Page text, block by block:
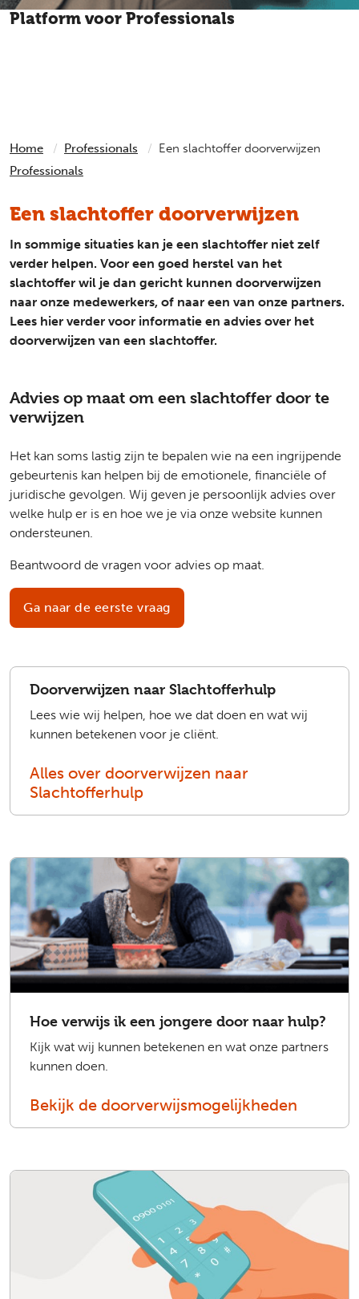
Platform voor Professionals
Home Professionals
Een slachtoffer doorverwijzen
Professionals
Een slachtoffer doorverwijzen
In sommige situaties kan je een slachtoffer niet zelf
verder helpen. Voor een goed herstel van het
slachtoffer wil je dan gericht kunnen doorverwijzen
naar onze medewerkers, of naar een van onze partners.
Lees hier verder voor informatie en advies over het
doorverwijzen van een slachtoffer.
Advies op maat om een slachtoffer door te
verwijzen
Het kan soms lastig zijn te bepalen wie na een ingrijpende
gebeurtenis kan helpen bij de emotionele, financiële of
juridische gevolgen. Wij geven je persoonlijk advies over
welke hulp er is en hoe we je via onze website kunnen
ondersteunen.
Beantwoord de vragen voor advies op maat.
Ga naar de eerste vraag
Doorverwijzen naar Slachtofferhulp
Lees wie wij helpen, hoe we dat doen en wat wij
kunnen betekenen voor je cliënt.
Alles over doorverwijzen naar
Slachtofferhulp
Hoe verwijs ik een jongere door naar hulp?
Kijk wat wij kunnen betekenen en wat onze partners
kunnen doen.
Bekijk de doorverwijsmogelijkheden